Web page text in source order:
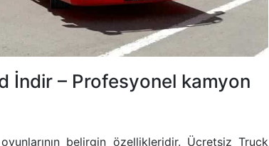
İndir – Profesyonel kamyon
belirgin özellikleridir. Ücretsiz Truck